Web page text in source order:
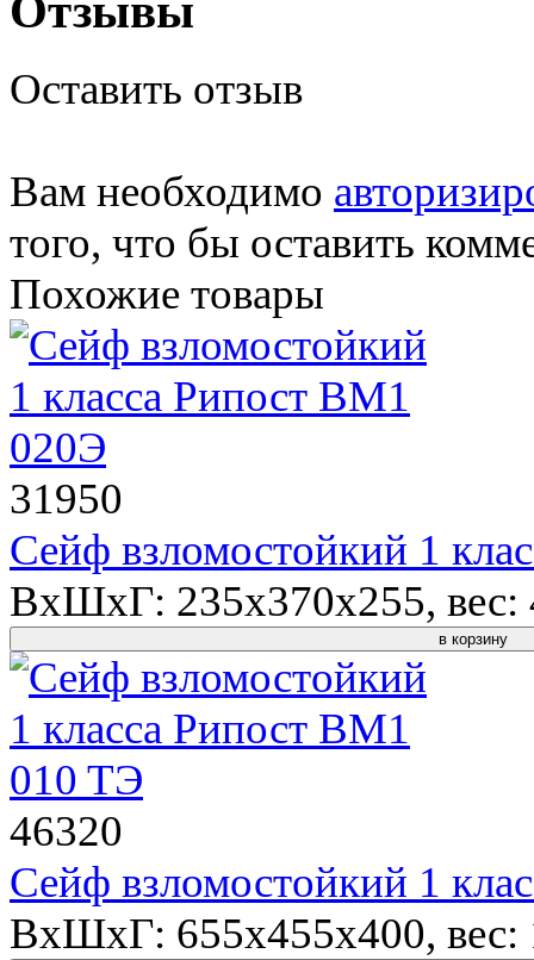
Оставить отзыв
Вам необходимо
того, что бы оставить
Похожие товары
31950
Сейф взломостойкий 1
ВхШхГ: 235x370x255, вес:
в корзину
46320
Сейф взломостойкий 1
ВхШхГ: 655x455x400, вес: